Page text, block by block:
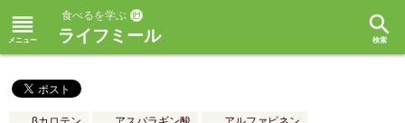
reorder 食べるを学ぶ
ライフミール search